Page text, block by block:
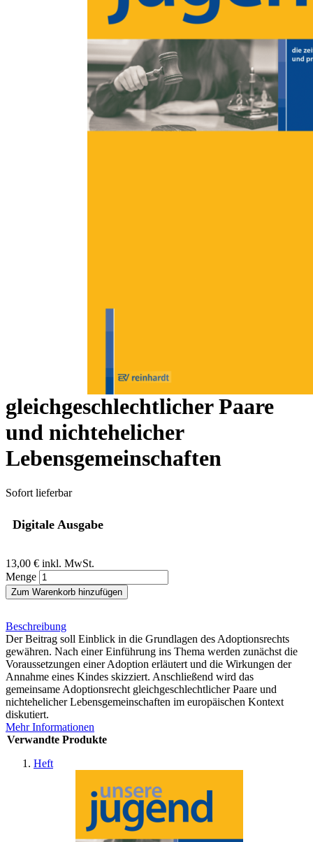
Adoptionsrechts und
rechtspolitische Diskussion
Adoptionsrechts
gleichgeschlechtlicher Paare
und nichtehelicher
Lebensgemeinschaften
Sofort lieferbar
Digitale Ausgabe
13,00 € inkl. MwSt.
Menge
Zum Warenkorb hinzufügen
Beschreibung
Der Beitrag soll Einblick in die Grundlagen des Adoptionsrechts
gewähren. Nach einer Einführung ins Thema werden zunächst die
Voraussetzungen einer Adoption erläutert und die Wirkungen der
Annahme eines Kindes skizziert. Anschließend wird das
gemeinsame Adoptionsrecht gleichgeschlechtlicher Paare und
nichtehelicher Lebensgemeinschaften im europäischen Kontext
diskutiert.
Mehr Informationen
Verwandte Produkte
Heft